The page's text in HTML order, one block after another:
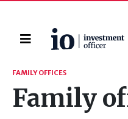
Home
Zoeken
FAMILY OFFICES
Family